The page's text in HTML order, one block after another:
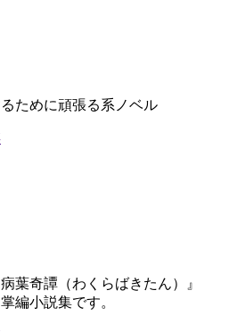
ために頑張る系ノベル
葉奇譚（わくらばきたん）』
編小説集です。